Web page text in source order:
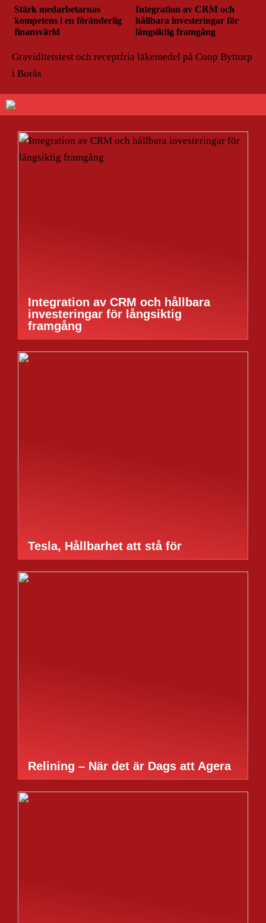
Stärk medarbetarnas
kompetens i en föränderlig
finansvärld
Integration av CRM och
hållbara investeringar för
långsiktig framgång
Graviditetstest och receptfria läkemedel på Coop Byttorp
i Borås
Integration av CRM och hållbara
investeringar för långsiktig
framgång
Tesla, Hållbarhet att stå för
Relining – När det är Dags att Agera